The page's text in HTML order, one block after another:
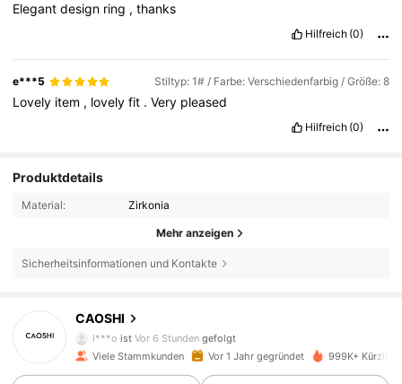
Elegantdesign ring ,thanks
Hilfreich (0)
e***5 Stiltyp: 1# / Farbe: Verschiedenfarbig / Größe: 8
Lovely item , lovelyfit .Very pleased
Hilfreich (0)
Produktdetails
Material: Zirkonia
Mehr anzeigen
Sicherheitsinformationen und Kontakte
CAOSHI
l***o ist Vor 6 Stundengefolgt
Viele Stammkunden Vor 1 Jahr gegründet 999K+ Kürzlich